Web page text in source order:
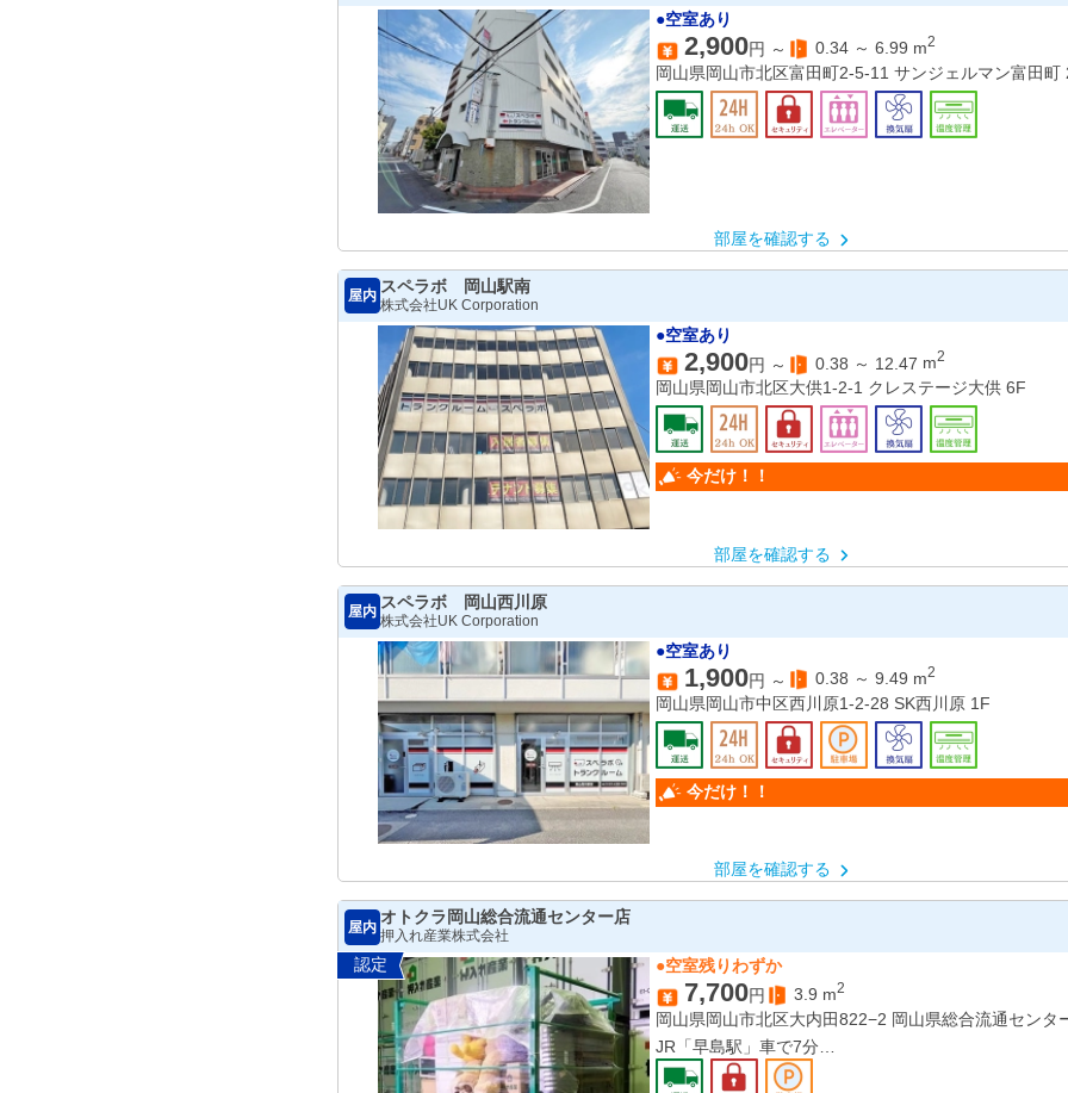
●空室あり
2,900円 ～ 0.34 ～ 6.99 m2
岡山県岡山市北区富田町2-5-11 サンジェルマン富田町
部屋を確認する
屋内
スペラボ 岡山駅南
株式会社UK Corporation
●空室あり
2,900円 ～ 0.38 ～ 12.47 m2
岡山県岡山市北区大供1-2-1 クレステージ大供 6F
今だけ！！
部屋を確認する
屋内
スペラボ 岡山西川原
株式会社UK Corporation
●空室あり
1,900円 ～ 0.38 ～ 9.49 m2
岡山県岡山市中区西川原1-2-28 SK西川原 1F
今だけ！！
部屋を確認する
屋内
オトクラ岡山総合流通センター店
押入れ産業株式会社
認定 ●空室残りわずか
7,700円 3.9 m2
岡山県岡山市北区大内田822−2 岡山県総合流通センタ
JR「早島駅」車で7分
JR「備中箕島駅」車で8分
JR「庭瀬駅」車で12分